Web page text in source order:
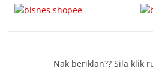
Nak beriklan?? Sila klik